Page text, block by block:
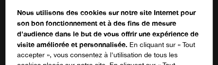
Ce champ n’est utilisé qu’à des fins de
validation et devrait rester inchangé.
S'inscrire à notre newsletter
Nous utilisons des cookies sur notre site Internet pour
son bon fonctionnement et à des fins de mesure
d'audience dans le but de vous offrir une expérience de
visite améliorée et personnalisée. En cliquant sur « Tout
accepter », vous consentez à l'utilisation de tous les